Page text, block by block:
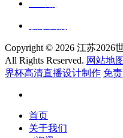
Copyright © 2026 江苏2026
All Rights Reserved. 网站地图
界杯高清直播设计制作 免
首页
关于我们